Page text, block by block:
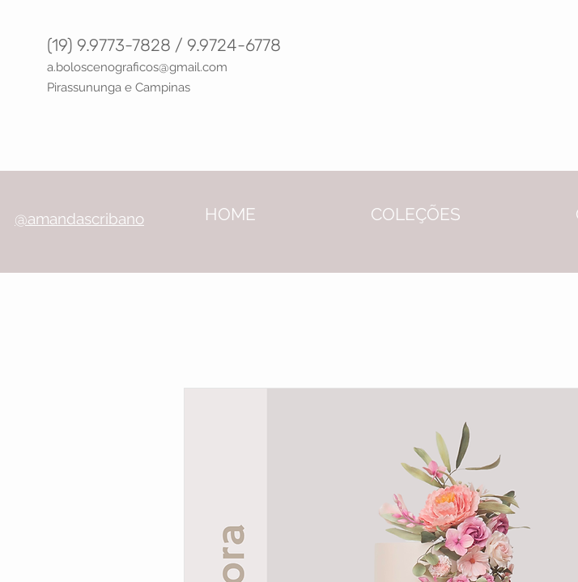
(19) 9.9773-7828 / 9.9724-6778
a.boloscenograficos@gmail.com
Pirassununga e Campinas
@amandascribano HOME COLEÇÕES